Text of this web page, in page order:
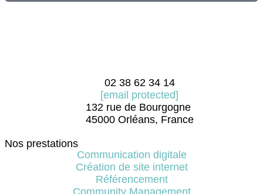
02 38 62 34 14
[email protected]
132 rue de Bourgogne
45000 Orléans, France
Nos prestations
Communication digitale
Création de site internet
Référencement
Community Management